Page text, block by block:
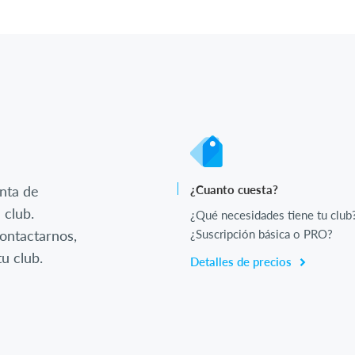
de
club.
club.
¿Cuanto cuesta?
¿Qué necesidades tiene tu
¿Suscripción básica o PRO?
Detalles de precios